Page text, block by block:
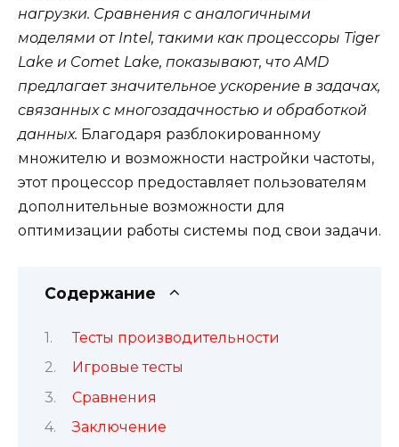
нагрузки. Сравнения с аналогичными
моделями от Intel, такими как процессоры Tiger
Lake и Comet Lake, показывают, что AMD
предлагает значительное ускорение в задачах,
связанных с многозадачностью и обработкой
данных. Благодаря разблокированному
множителю и возможности настройки частоты,
этот процессор предоставляет пользователям
дополнительные возможности для
оптимизации работы системы под свои задачи.
Содержание
Тесты производительности
Игровые тесты
Сравнения
Заключение